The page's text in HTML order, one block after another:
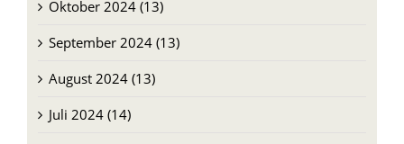
Oktober 2024 (13)
September 2024 (13)
August 2024 (13)
Juli 2024 (14)